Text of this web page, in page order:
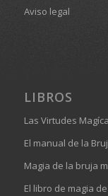
Aviso legal
LIBROS
Las Virtudes
El manual de la
Magia de la bruja
El libro de magia